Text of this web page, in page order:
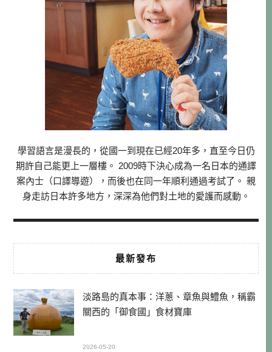
學習語言是漫長的，從國一到現在已經20年多，直至今日仍
期許自己能更上一層樓。 2009時下決心成為一名日本的通譯
案內士（口譯導遊），而後也在同一年順利通過考試了。 親
身走訪日本許多地方，深深為他們對土地的愛護而感動。
最新發布
淡路島的真本事：洋蔥、章魚與鱧魚，稱霸
關西的「御食國」食材寶庫
2026-05-20